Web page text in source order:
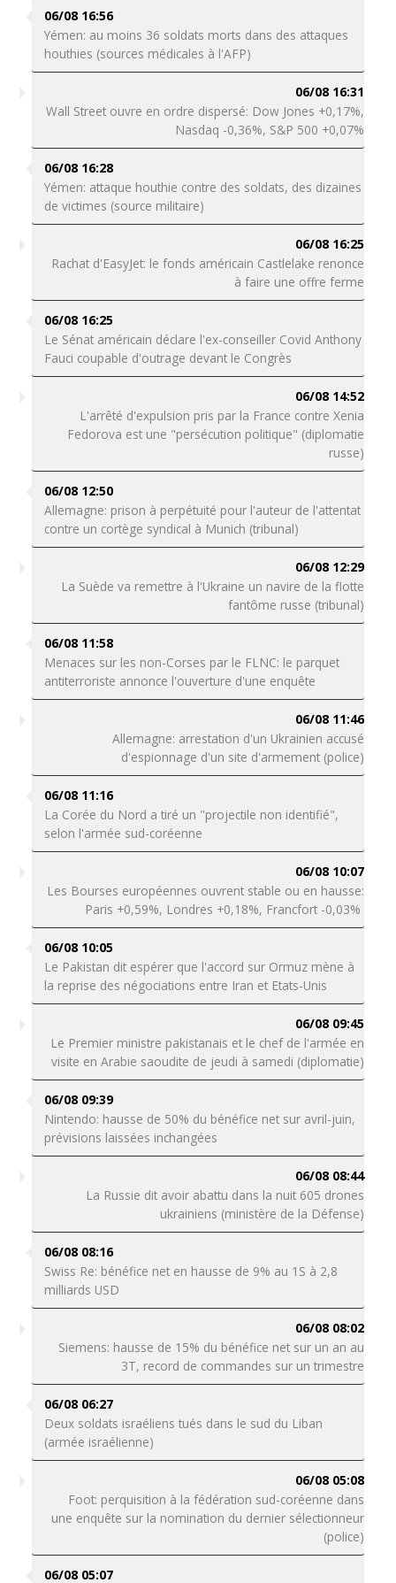
06/08 16:56
Yémen: au moins 36 soldats morts dans des attaques
houthies (sources médicales à l'AFP)
06/08 16:31
Wall Street ouvre en ordre dispersé: Dow Jones +0,17%,
Nasdaq -0,36%, S&P 500 +0,07%
06/08 16:28
Yémen: attaque houthie contre des soldats, des dizaines
de victimes (source militaire)
06/08 16:25
Rachat d'EasyJet: le fonds américain Castlelake renonce
à faire une offre ferme
06/08 16:25
Le Sénat américain déclare l'ex-conseiller Covid Anthony
Fauci coupable d'outrage devant le Congrès
06/08 14:52
L'arrêté d'expulsion pris par la France contre Xenia
Fedorova est une "persécution politique" (diplomatie
russe)
06/08 12:50
Allemagne: prison à perpétuité pour l'auteur de l'attentat
contre un cortège syndical à Munich (tribunal)
06/08 12:29
La Suède va remettre à l'Ukraine un navire de la flotte
fantôme russe (tribunal)
06/08 11:58
Menaces sur les non-Corses par le FLNC: le parquet
antiterroriste annonce l'ouverture d'une enquête
06/08 11:46
Allemagne: arrestation d'un Ukrainien accusé
d'espionnage d'un site d'armement (police)
06/08 11:16
La Corée du Nord a tiré un "projectile non identifié",
selon l'armée sud-coréenne
06/08 10:07
Les Bourses européennes ouvrent stable ou en hausse:
Paris +0,59%, Londres +0,18%, Francfort -0,03%
06/08 10:05
Le Pakistan dit espérer que l'accord sur Ormuz mène à
la reprise des négociations entre Iran et Etats-Unis
06/08 09:45
Le Premier ministre pakistanais et le chef de l'armée en
visite en Arabie saoudite de jeudi à samedi (diplomatie)
06/08 09:39
Nintendo: hausse de 50% du bénéfice net sur avril-juin,
prévisions laissées inchangées
06/08 08:44
La Russie dit avoir abattu dans la nuit 605 drones
ukrainiens (ministère de la Défense)
06/08 08:16
Swiss Re: bénéfice net en hausse de 9% au 1S à 2,8
milliards USD
06/08 08:02
Siemens: hausse de 15% du bénéfice net sur un an au
3T, record de commandes sur un trimestre
06/08 06:27
Deux soldats israéliens tués dans le sud du Liban
(armée israélienne)
06/08 05:08
Foot: perquisition à la fédération sud-coréenne dans
une enquête sur la nomination du dernier sélectionneur
(police)
06/08 05:07